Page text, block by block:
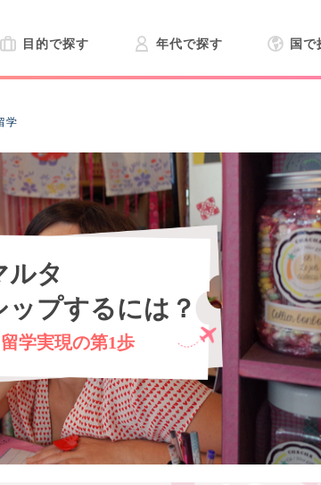
目的で探す 年代で探す 国で
学
ルタ
プするには？
学実現の第1歩